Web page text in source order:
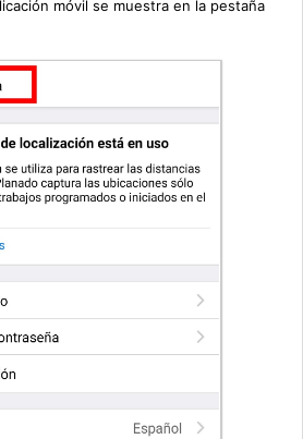
móvil se muestra en la pestaña